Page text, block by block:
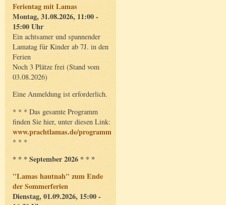
Ferientag mit Lamas
Montag, 31.08.2026, 11:00 -
15:00 Uhr
Ein achtsamer und spannender
Lamatag für Kinder ab 7J. in den
Ferien
Noch 3 Plätze frei (Stand vom
03.08.2026)
Eine Anmeldung ist erforderlich.
* * * Das gesamte Programm
finden Sie hier, unter diesen Link:
www.prachtlamas.de/programm
* * *
* * * September 2026 * * *
"Lamas hautnah" zum Ende
der Sommerferien
Dienstag, 01.09.2026, 15:00 -